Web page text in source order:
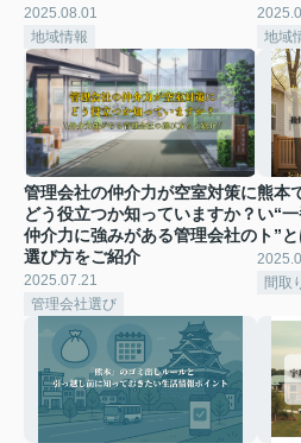
2025.08.01
地域情報
地域
管理会社の仲介力が空室対策に
どう役立つか知っていますか？
仲介力に強みがある管理会社の
選び方をご紹介
2025.07.21
管理会社選び
熊本
い“
ト”
間取